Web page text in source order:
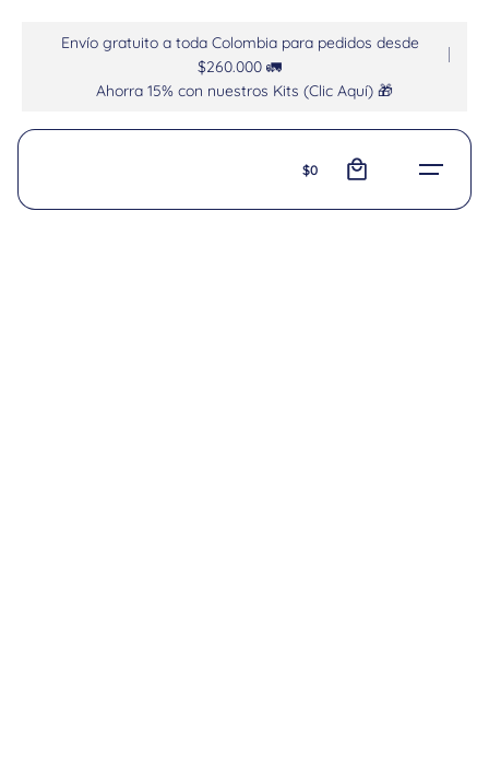
Envío gratuito a toda Colombia para pedidos desde
$260.000 🚛
Ahorra 15% con nuestros Kits (Clic Aquí) 🎁
$0